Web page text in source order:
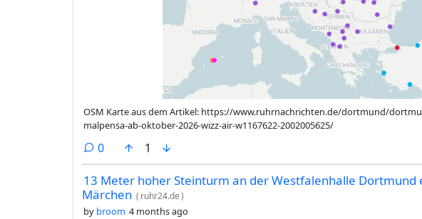
OSM Karte aus dem Artikel: https://www.ruhrnachrichten.de/dortmund/
malpensa-ab-oktober-2026-wizz-air-w1167622-2002005625/
0comments
1
13 Meter hoher Steinturm an der Westfalenhalle Dortmund
Märchen ( ruhr24.de)
by broom 4 months ago